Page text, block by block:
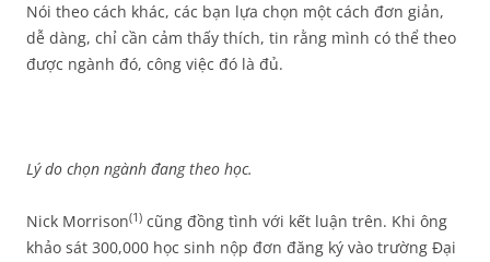
Nói theo cách khác, các bạn lựa chọn một cách đơn giản,
dễ dàng, chỉ cần cảm thấy thích, tin rằng mình có thể theo
được ngành đó, công việc đó là đủ.
Lý do chọn ngành đang theo học.
Nick Morrison(1) cũng đồng tình với kết luận trên. Khi ông
khảo sát 300,000 học sinh nộp đơn đăng ký vào trường Đại